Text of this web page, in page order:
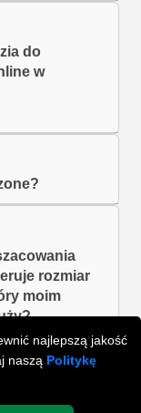
najlepszą jakość
naszą Politykę
do
w
rozmiar
moim